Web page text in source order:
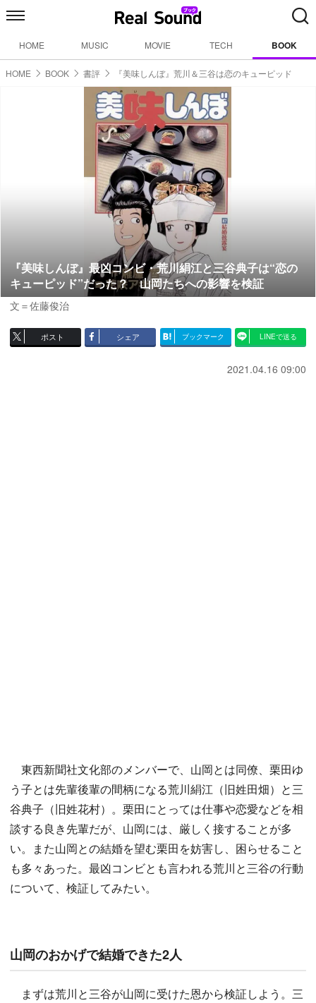
HOME MUSIC MOVIE TECH BOOK
HOME BOOK 書評 『美味しんぼ』荒川＆三谷は恋のキューピッド
『美味しんぼ』最凶コンビ・荒川絹江と三谷典子は“恋の
キューピッド”だった？ 山岡たちへの影響を検証
文＝佐藤俊治
ポスト シェア ブックマーク LINEで送る
2021.04.16 09:00
東西新聞社文化部のメンバーで、山岡とは同僚、栗田ゆ
う子とは先輩後輩の間柄になる荒川絹江（旧姓田畑）と三
谷典子（旧姓花村）。栗田にとっては仕事や恋愛などを相
談する良き先輩だが、山岡には、厳しく接することが多
い。また山岡との結婚を望む栗田を妨害し、困らせること
も多々あった。最凶コンビとも言われる荒川と三谷の行動
について、検証してみたい。
山岡のおかげで結婚できた2人
まずは荒川と三谷が山岡に受けた恩から検証しよう。三